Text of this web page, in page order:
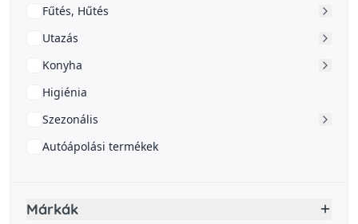
Fűtés, Hűtés
Utazás
Konyha
Higiénia
Szezonális
Autóápolási termékek
Márkák